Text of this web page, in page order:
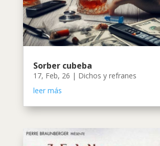
Sorber cubeba
17, Feb, 26 | Dichos y refranes
leer más